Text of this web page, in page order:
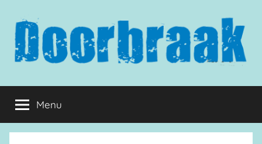
inhoud
springen
Doorbraak.eu
Menu